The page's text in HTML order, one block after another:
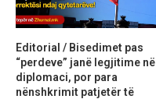
Editorial / Bisedimet pas
“perdeve” janë legjitime në
diplomaci, por para
nënshkrimit patjetër të